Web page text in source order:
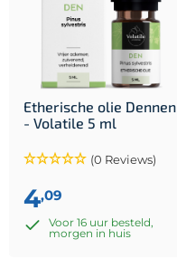
Etherische olie Dennen
- Volatile 5 ml
(0 Reviews)
4,09
Voor 16 uur besteld,
morgen in huis